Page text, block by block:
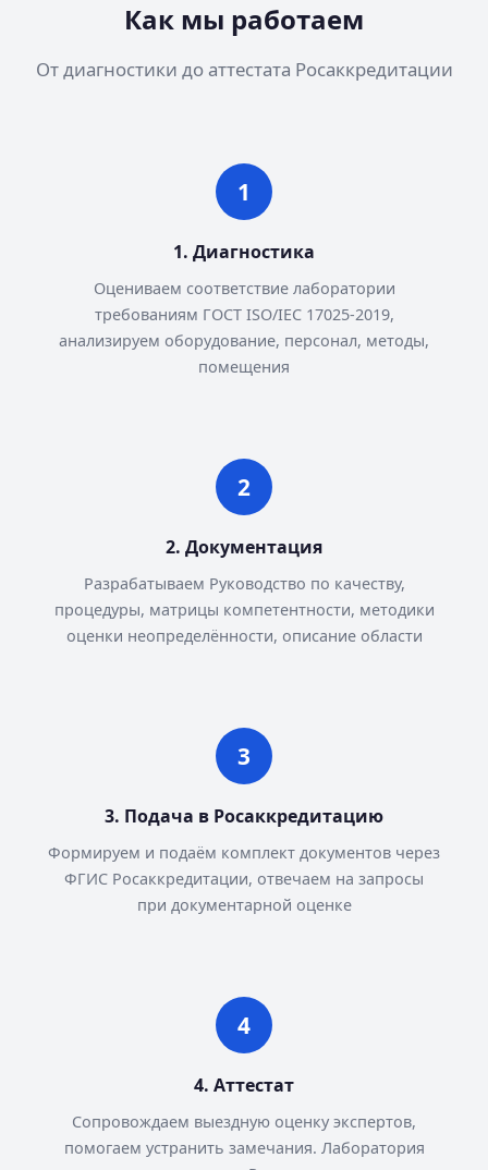
Как мы работаем
От диагностики до аттестата Росаккредитации
1. Диагностика
Оцениваем соответствие лаборатории
требованиям ГОСТ ISO/IEC 17025-2019,
анализируем оборудование, персонал, методы,
помещения
2. Документация
Разрабатываем Руководство по качеству,
процедуры, матрицы компетентности, методики
оценки неопределённости, описание области
3. Подача в Росаккредитацию
Формируем и подаём комплект документов через
ФГИС Росаккредитации, отвечаем на запросы
при документарной оценке
4. Аттестат
Сопровождаем выездную оценку экспертов,
помогаем устранить замечания. Лаборатория